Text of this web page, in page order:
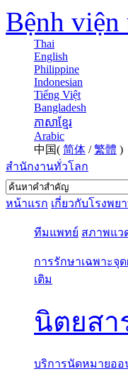
Bệnh viện
Thai
English
Philippine
Indonesian
Tiếng Việt
Bangladesh
ភាសាខ្មែរ
Arabic
中国( 简体 /繁體 )
สำนักงานทั่วโลก
หน้าแรก เกี่ยวกับโรงพย
ทีมแพทย์ สภาพแว
การรักษาเฉพาะจุ
เติม
นิตยสา
บริการนัดหมายออ